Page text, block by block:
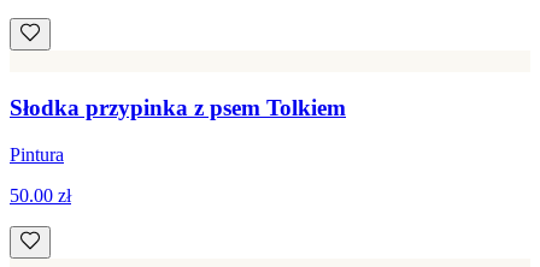
Słodka przypinka z psem Tolkiem
Pintura
50.00 zł